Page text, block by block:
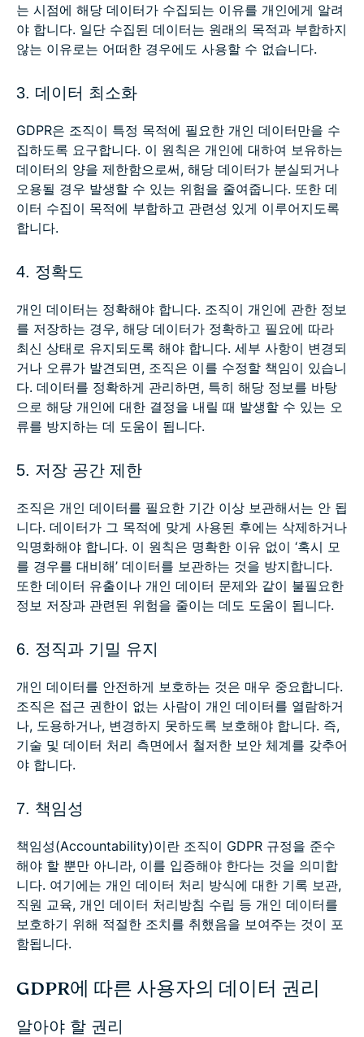
는 시점에 해당 데이터가 수집되는 이유를 개인에게 알려
야 합니다. 일단 수집된 데이터는 원래의 목적과 부합하지
않는 이유로는 어떠한 경우에도 사용할 수 없습니다.
3. 데이터 최소화
GDPR은 조직이 특정 목적에 필요한 개인 데이터만을 수
집하도록 요구합니다. 이 원칙은 개인에 대하여 보유하는
데이터의 양을 제한함으로써, 해당 데이터가 분실되거나
오용될 경우 발생할 수 있는 위험을 줄여줍니다. 또한 데
이터 수집이 목적에 부합하고 관련성 있게 이루어지도록
합니다.
4. 정확도
개인 데이터는 정확해야 합니다. 조직이 개인에 관한 정보
를 저장하는 경우, 해당 데이터가 정확하고 필요에 따라
최신 상태로 유지되도록 해야 합니다. 세부 사항이 변경되
거나 오류가 발견되면, 조직은 이를 수정할 책임이 있습니
다. 데이터를 정확하게 관리하면, 특히 해당 정보를 바탕
으로 해당 개인에 대한 결정을 내릴 때 발생할 수 있는 오
류를 방지하는 데 도움이 됩니다.
5. 저장 공간 제한
조직은 개인 데이터를 필요한 기간 이상 보관해서는 안 됩
니다. 데이터가 그 목적에 맞게 사용된 후에는 삭제하거나
익명화해야 합니다. 이 원칙은 명확한 이유 없이 ‘혹시 모
를 경우를 대비해’ 데이터를 보관하는 것을 방지합니다.
또한 데이터 유출이나 개인 데이터 문제와 같이 불필요한
정보 저장과 관련된 위험을 줄이는 데도 도움이 됩니다.
6. 정직과 기밀 유지
개인 데이터를 안전하게 보호하는 것은 매우 중요합니다.
조직은 접근 권한이 없는 사람이 개인 데이터를 열람하거
나, 도용하거나, 변경하지 못하도록 보호해야 합니다. 즉,
기술 및 데이터 처리 측면에서 철저한 보안 체계를 갖추어
야 합니다.
7. 책임성
책임성(Accountability)이란 조직이 GDPR 규정을 준수
해야 할 뿐만 아니라, 이를 입증해야 한다는 것을 의미합
니다. 여기에는 개인 데이터 처리 방식에 대한 기록 보관,
직원 교육, 개인 데이터 처리방침 수립 등 개인 데이터를
보호하기 위해 적절한 조치를 취했음을 보여주는 것이 포
함됩니다.
GDPR에 따른 사용자의 데이터 권리
알아야 할 권리